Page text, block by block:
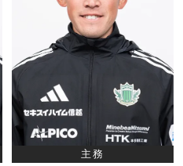
主務